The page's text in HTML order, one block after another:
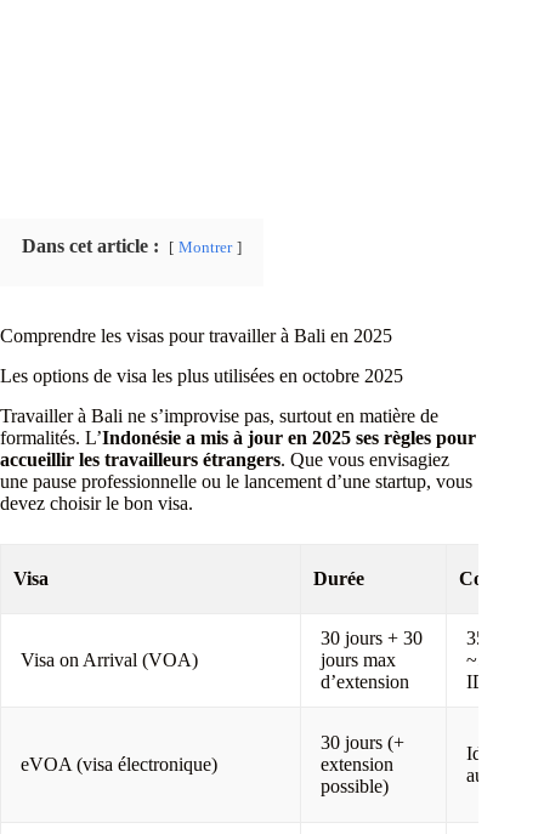
Dans cet article : Montrer
Comprendre les visas pour travailler à Bali en 2025
Les options de visa les plus utilisées en octobre 2025
Travailler à Bali ne s’improvise pas, surtout en matière de
formalités. L’Indonésie a mis à jour en 2025 ses règles pour
accueillir les travailleurs étrangers. Que vous envisagiez
une pause professionnelle ou le lancement d’une startup, vous
devez choisir le bon visa.
Visa Durée Coût
Visa on Arrival (VOA)
30 jours + 30
jours max
d’extension
35 USD /
~500,000
IDR
eVOA (visa électronique)
30 jours (+
extension
possible)
Identique
au VOA